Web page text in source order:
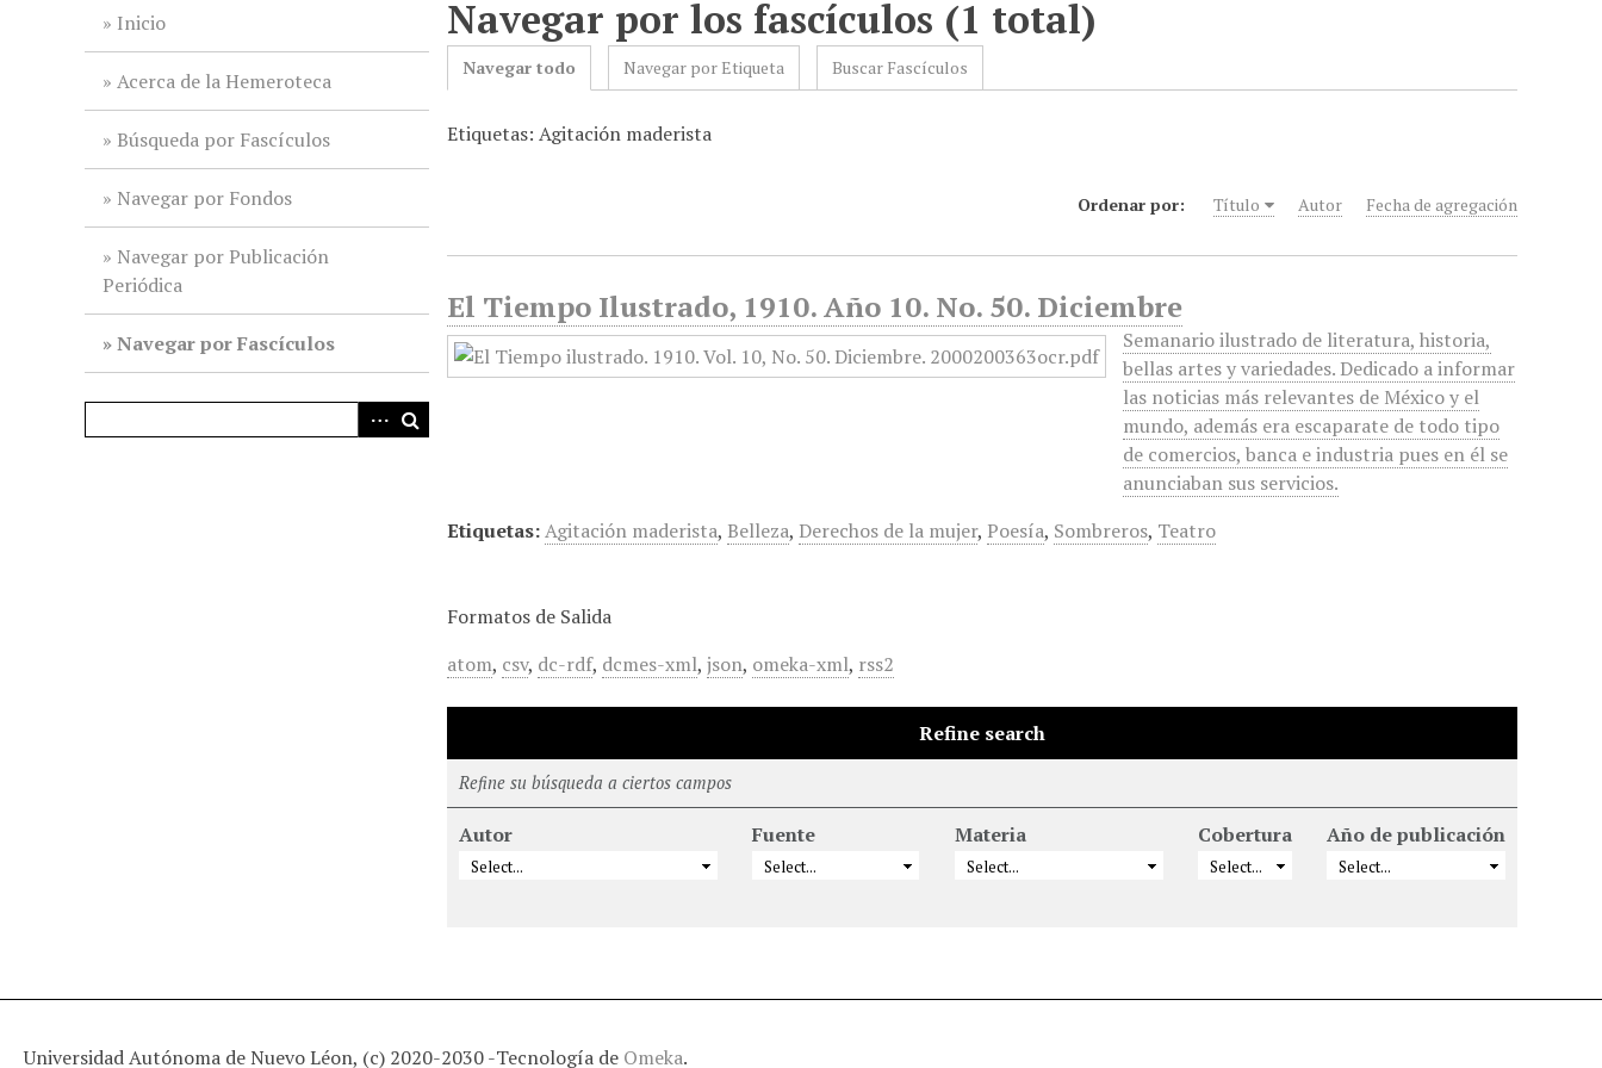
Inicio
Acerca de la Hemeroteca
Búsqueda por Fascículos
Navegar por Fondos
Navegar por Publicación
Periódica
Navegar por Fascículos
Navegar por los fascículos (1 total)
Navegar todo Navegar por Etiqueta Buscar Fascículos
Etiquetas: Agitación maderista
Ordenar por: Título Autor Fecha de agregación
El Tiempo Ilustrado, 1910. Año 10. No. 50. Diciembre
Semanario ilustrado de literatura, historia,
bellas artes y variedades. Dedicado a informar
las noticias más relevantes de México y el
mundo, además era escaparate de todo tipo
de comercios, banca e industria pues en él se
anunciaban sus servicios.
Etiquetas:Agitación maderista, Belleza, Derechos de la mujer, Poesía, Sombreros, Teatro
Formatos de Salida
atom, csv, dc-rdf, dcmes-xml,json, omeka-xml, rss2
Refine search
Refine su búsqueda a ciertos campos
Autor Fuente Materia Cobertura Año de publicación
Universidad Autónoma de Nuevo Léon, (c) 2020-2030 -Tecnología de Omeka.